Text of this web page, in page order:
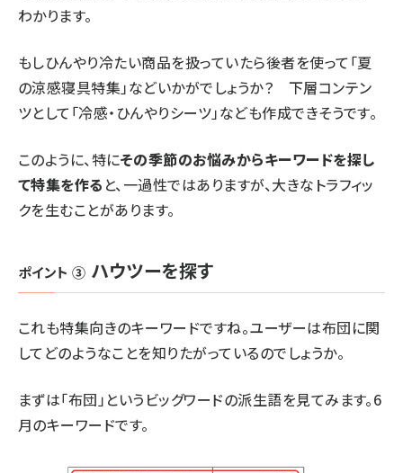
わかります。
もしひんやり冷たい商品を扱っていたら後者を使って「夏
の涼感寝具特集」などいかがでしょうか？ 下層コンテン
ツとして「冷感・ひんやりシーツ」なども作成できそうです。
このように、特にその季節のお悩みからキーワードを探し
て特集を作る と、一過性ではありますが、大きなトラフィッ
クを生むことがあります。
ポイント ③ ハウツーを探す
これも特集向きのキーワードですね。ユーザーは布団に関
してどのようなことを知りたがっているのでしょうか。
まずは「布団」というビッグワードの派生語を見てみます。6
月のキーワードです。